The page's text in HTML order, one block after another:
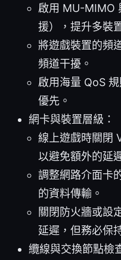
啟用 MU-MIMO
援），提升多裝
將遊戲裝置的頻
頻道干擾。
啟用海量 QoS
優先。
網卡與裝置層級：
線上遊戲時關閉
以避免額外的延
調整網路介面卡
的資料傳輸。
關閉防火牆或設
延遲，但務必保
纜線與交換節點檢